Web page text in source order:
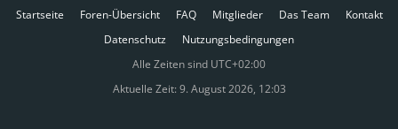
Startseite Foren-Übersicht FAQ Mitglieder Das Team
Kontakt
Datenschutz
Nutzungsbedingungen
Alle Zeiten sind UTC+02:00
Aktuelle Zeit: 9. August 2026, 12:03